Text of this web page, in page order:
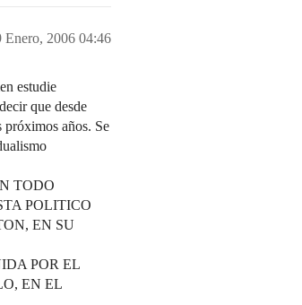
Enero, 2006 04:46
estudie
que desde
próximos años. Se
TODO
POLITICO
EN SU
POR EL
EN EL